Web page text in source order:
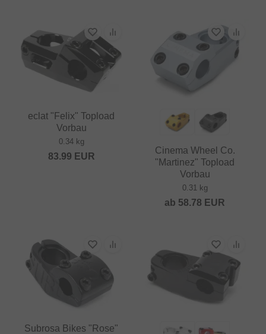
eclat "Felix" Topload
Vorbau
0.34 kg
83.99 EUR
Cinema Wheel Co.
"Martinez" Topload
Vorbau
0.31 kg
ab 58.78 EUR
Subrosa Bikes "Rose"